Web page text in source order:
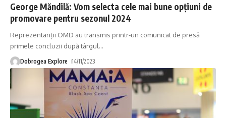
George Măndilă: Vom selecta cele mai bune opțiuni de
promovare pentru sezonul 2024
Reprezentanții OMD au transmis printr-un comunicat de presă
primele concluzii după târgul…
Dobrogea Explore 14/11/2023